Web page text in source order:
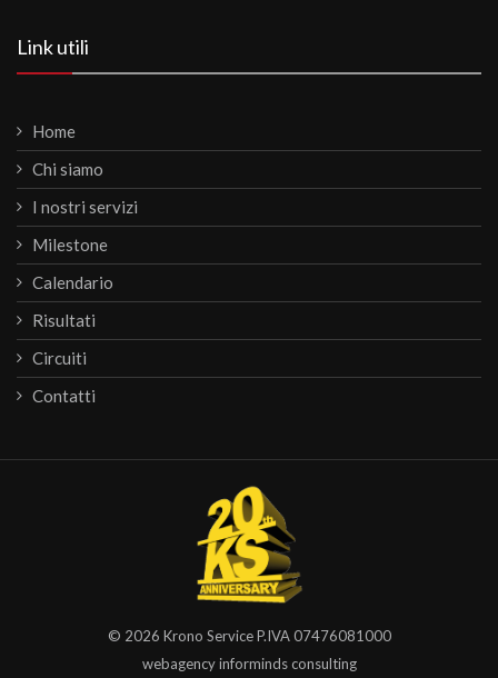
Link utili
Home
Chi siamo
I nostri servizi
Milestone
Calendario
Risultati
Circuiti
Contatti
© 2026 Krono ServiceP.IVA 07476081000
webagency informinds consulting